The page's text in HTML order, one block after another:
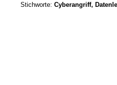
Stichworte:Cyberangriff,